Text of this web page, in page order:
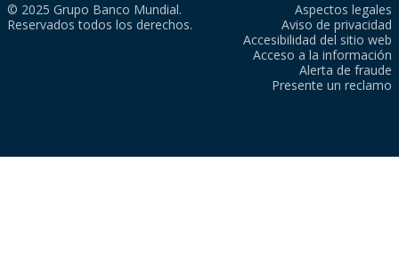
© 2025 Grupo Banco Mundial.
Reservados todos los derechos.
Aspectos legales
Aviso de privacidad
Accesibilidad del sitio web
Acceso a la información
Alerta de fraude
Presente un reclamo